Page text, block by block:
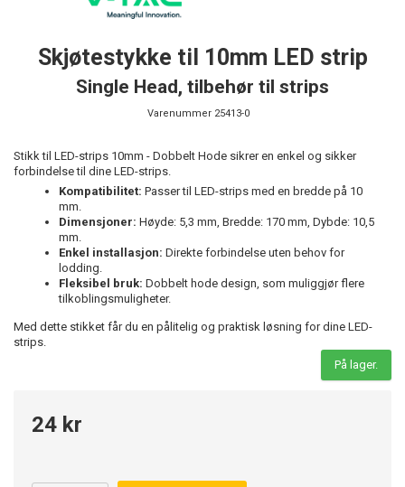
Skjøtestykke til 10mm LED strip
Single Head, tilbehør til strips
Varenummer 25413-0
Stikk til LED-strips 10mm - Dobbelt Hode sikrer en enkel og sikker
forbindelse til dine LED-strips.
Kompatibilitet: Passer til LED-strips med en bredde på 10
mm.
Dimensjoner: Høyde: 5,3 mm, Bredde: 170 mm, Dybde: 10,5
mm.
Enkel installasjon: Direkte forbindelse uten behov for
lodding.
Fleksibel bruk: Dobbelt hode design, som muliggjør flere
tilkoblingsmuligheter.
Med dette stikket får du en pålitelig og praktisk løsning for dine LED-
strips.
På lager.
24 kr